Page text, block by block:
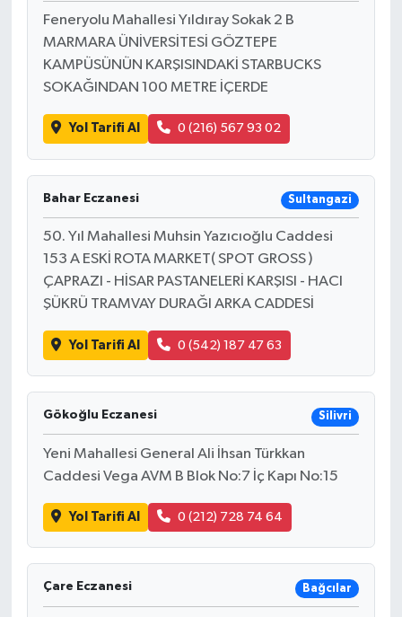
Feneryolu Mahallesi Yıldıray Sokak 2 B
MARMARA ÜNİVERSİTESİ GÖZTEPE
KAMPÜSÜNÜN KARŞISINDAKİ STARBUCKS
SOKAĞINDAN 100 METRE İÇERDE
Yol Tarifi Al 0 (216) 567 93 02
Bahar Eczanesi Sultangazi
50. Yıl Mahallesi Muhsin Yazıcıoğlu Caddesi
153 A ESKİ ROTA MARKET( SPOT GROSS )
ÇAPRAZI - HİSAR PASTANELERİ KARŞISI - HACI
ŞÜKRÜ TRAMVAY DURAĞI ARKA CADDESİ
Yol Tarifi Al 0 (542) 187 47 63
Gökoğlu Eczanesi Silivri
Yeni Mahallesi General Ali İhsan Türkkan
Caddesi Vega AVM B Blok No:7 İç Kapı No:15
Yol Tarifi Al 0 (212) 728 74 64
Çare Eczanesi Bağcılar